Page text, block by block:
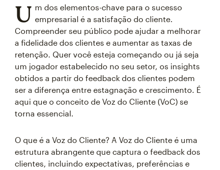
U m dos elementos-chave para o sucesso
empresarial é a satisfação do cliente.
Compreender seu público pode ajudar a melhorar
a fidelidade dos clientes e aumentar as taxas de
retenção. Quer você esteja começando ou já seja
um jogador estabelecido no seu setor, os insights
obtidos a partir do feedback dos clientes podem
ser a diferença entre estagnação e crescimento. É
aqui que o conceito de Voz do Cliente (VoC) se
torna essencial.
O que é a Voz do Cliente? A Voz do Cliente é uma
estrutura abrangente que captura o feedback dos
clientes, incluindo expectativas, preferências e